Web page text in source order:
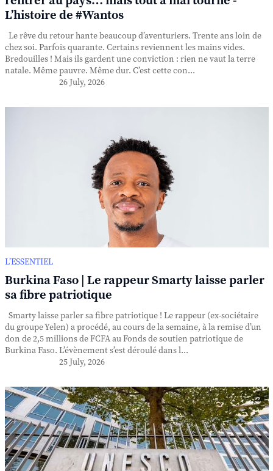
L’histoire de #Wantos
Le rêve du retour hante beaucoup d’aventuriers. Trente ans loin de
chez soi. Parfois quarante. Certains reviennent les mains vides.
Bredouilles ! Mais ils gardent une conviction : rien ne vaut la terre
natale. Même pauvre. Même dur. C’est cette con...
26 July, 2026
L’ESSENTIEL
Burkina Faso | Le rappeur Smarty laisse parler
sa fibre patriotique
Smarty laisse parler sa fibre patriotique ! Le rappeur (ex-sociétaire
du groupe Yelen) a procédé, au cours de la semaine, à la remise d’un
don de 2,5 millions de FCFA au Fonds de soutien patriotique de
Burkina Faso. L’évènement s’est déroulé dans l...
25 July, 2026